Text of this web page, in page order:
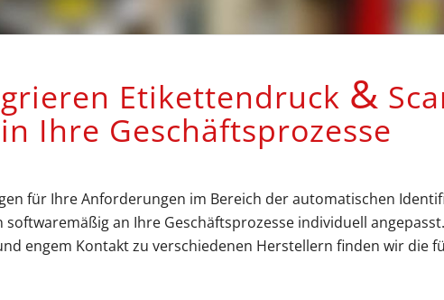
Etikettendruck &
in Ihre Geschäftsprozesse
für Ihre Anforderungen im Bereich der automatischen
an Ihre Geschäftsprozesse individuell
engem Kontakt zu verschiedenen Herstellern finden wir die